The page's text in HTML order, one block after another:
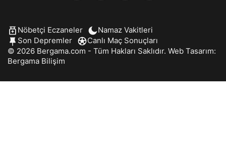
Nöbetçi Eczaneler
Namaz Vakitleri
Son Depremler
Canlı Maç Sonuçları
© 2026 Bergama.com - Tüm Hakları Saklıdır. Web Tasarım:
Bergama Bilişim